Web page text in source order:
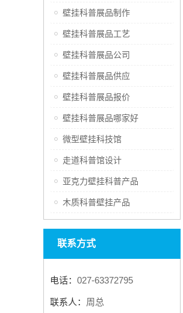
壁挂科普展品制作
壁挂科普展品工艺
壁挂科普展品公司
壁挂科普展品供应
壁挂科普展品报价
壁挂科普展品哪家好
微型壁挂科技馆
走道科普馆设计
亚克力壁挂科普产品
木质科普壁挂产品
联系方式
电话： 027-63372795
联系人： 周总